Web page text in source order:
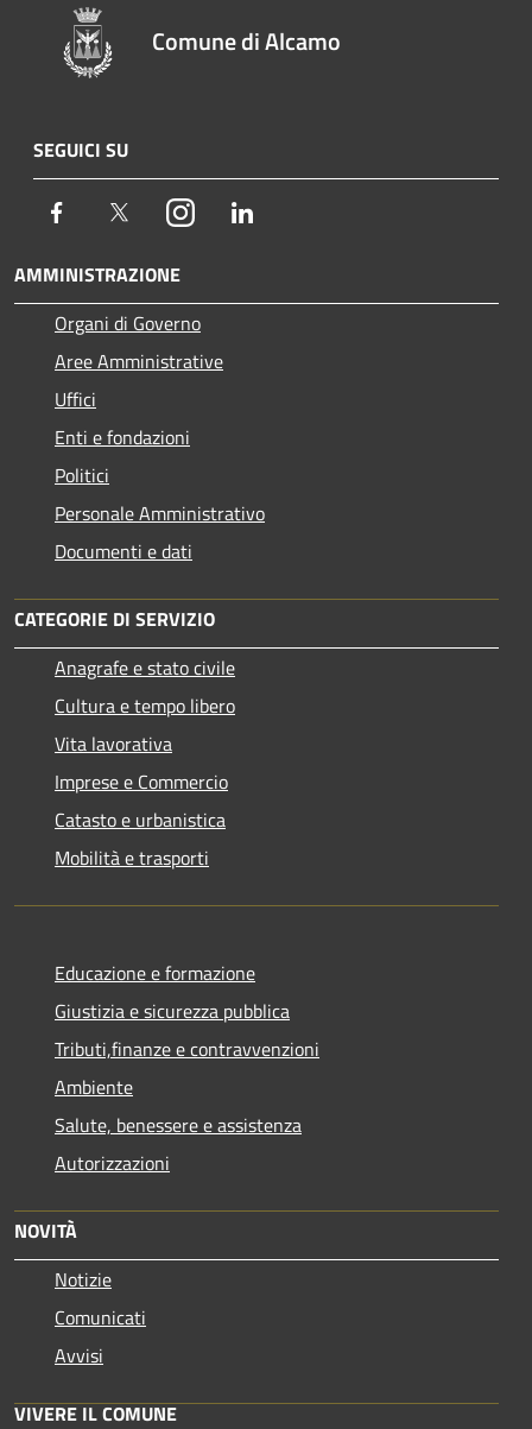
Comune di Alcamo
SEGUICI SU
Facebook TwitterInstagram
AMMINISTRAZIONE
Organi di Governo
Aree Amministrative
Uffici
Enti e fondazioni
Politici
Personale Amministrativo
Documenti e dati
CATEGORIE DI SERVIZIO
Anagrafe e stato civile
Cultura e tempo libero
Vita lavorativa
Imprese e Commercio
Catasto e urbanistica
Mobilità e trasporti
Educazione e formazione
Giustizia e sicurezza pubblica
Tributi,finanze e contravvenzioni
Ambiente
Salute, benessere e assistenza
Autorizzazioni
NOVITÀ
Notizie
Comunicati
Avvisi
VIVERE IL COMUNE